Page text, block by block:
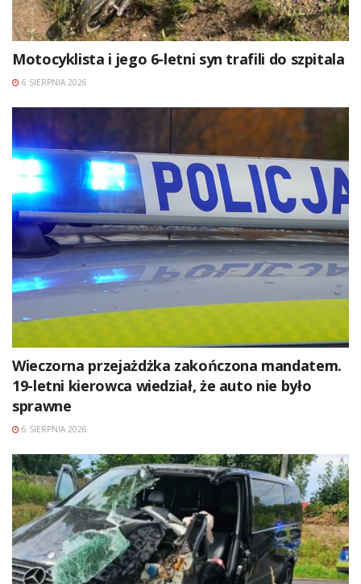
Motocyklista i jego 6-letni syn trafili do szpitala
6 SIERPNIA 2026
Wieczorna przejażdżka zakończona mandatem.
19-letni kierowca wiedział, że auto nie było
sprawne
6 SIERPNIA 2026